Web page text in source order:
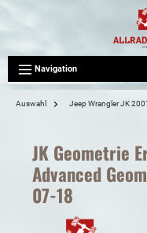
Navigation
Auswahl Jeep Wrangler JK
JK Geometrie
Advanced
07-18